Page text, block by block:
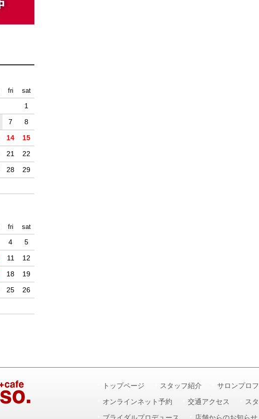
fri sat
1
7
8
14
15
21
22
28
29
fri sat
4
5
11
12
18
19
25
26
トップページ スタッフ紹介 サロンプロ
オンラインネット予約 交通アクセス ス